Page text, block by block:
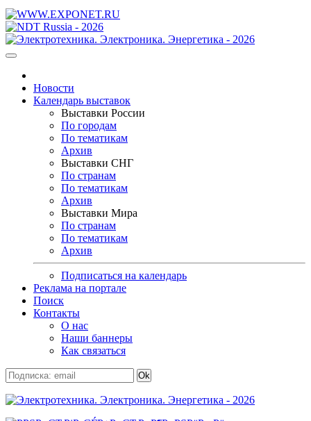
Новости
Календарь выставок
Выставки России
По городам
По тематикам
Архив
Выставки СНГ
По странам
По тематикам
Архив
Выставки Мира
По странам
По тематикам
Архив
Подписаться на календарь
Реклама на портале
Поиск
Контакты
О нас
Наши баннеры
Как связаться